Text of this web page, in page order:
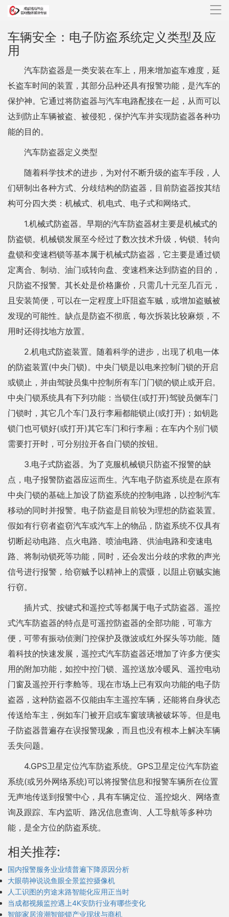
导
车辆安全：电子防盗系统定义类型及应
用
汽车防盗器是一类安装在车上，用来增加盗车难度，延
长盗车时间的装置，其部分品种还具有报警功能，是汽车的
保护神。它通过将防盗器与汽车电路配接在一起，从而可以
达到防止车辆被盗、被侵犯，保护汽车并实现防盗器各种功
能的目的。
汽车防盗器定义类型
随着科学技术的进步，为对付不断升级的盗车手段，人
们研制出各种方式、分歧结构的防盗器，目前防盗器按其结
构可分四大类：机械式、机电式、电子式和网络式。
1.机械式防盗器。早期的汽车防盗器材主要是机械式的
防盗锁。机械锁发展至今经过了数次技术升级，钩锁、转向
盘锁和变速档锁等基本属于机械式防盗器，它主要是通过锁
定离合、制动、油门或转向盘、变速档来达到防盗的目的，
只防盗不报警。其长处是价格廉价，只需几十元至几百元，
且安装简便，可以在一定程度上吓阻盗车贼，或增加盗贼被
发现的可能性。缺点是防盗不彻底，每次拆装比较麻烦，不
用时还得找地方放置。
2.机电式防盗装置。随着科学的进步，出现了机电一体
的防盗装置(中央门锁)。中央门锁是以电来控制门锁的开启
或锁止，并由驾驶员集中控制所有车门门锁的锁止或开启。
中央门锁系统具有下列功能：当锁住(或打开)驾驶员侧车门
门锁时，其它几个车门及行李厢都能锁止(或打开)；如钥匙
锁门也可锁好(或打开)其它车门和行李厢；在车内个别门锁
需要打开时，可分别拉开各自门锁的按钮。
3.电子式防盗器。为了克服机械锁只防盗不报警的缺
点，电子报警防盗器应运而生。汽车电子防盗系统是在原有
中央门锁的基础上加设了防盗系统的控制电路，以控制汽车
移动的同时并报警。电子防盗是目前较为理想的防盗装置。
假如有行窃者盗窃汽车或汽车上的物品，防盗系统不仅具有
切断起动电路、点火电路、喷油电路、供油电路和变速电
路、将制动锁死等功能，同时，还会发出分歧的求救的声光
信号进行报警，给窃贼予以精神上的震慑，以阻止窃贼实施
行窃。
插片式、按键式和遥控式等都属于电子式防盗器。遥控
式汽车防盗器的特点是可遥控防盗器的全部功能，可靠方
便，可带有振动侦测门控保护及微波或红外探头等功能。随
着科技的快速发展，遥控式汽车防盗器还增加了许多方便实
用的附加功能，如控中控门锁、遥控送放冷暖风、遥控电动
门窗及遥控开行李舱等。现在市场上已有双向功能的电子防
盗器，这种防盗器不仅能由车主遥控车辆，还能将自身状态
传送给车主，例如车门被开启或车窗玻璃被破坏等。但是电
子防盗器普遍存在误报警现象，而且也没有根本上解决车辆
丢失问题。
4.GPS卫星定位汽车防盗系统。GPS卫星定位汽车防盗
系统(或另外网络系统)可以将报警信息和报警车辆所在位置
无声地传送到报警中心，具有车辆定位、遥控熄火、网络查
询及跟踪、车内监听、路况信息查询、人工导航等多种功
能，是全方位的防盗系统。
相关推荐:
国内报警服务业业绩普遍下降原因分析
大眼萌神说说鱼眼全景监控摄像机
人工识图的穷途末路智能化应用正当时
当成都视频监控遇上4K安防行业有哪些变化
智能家居浪潮智能锁产业现状与商机